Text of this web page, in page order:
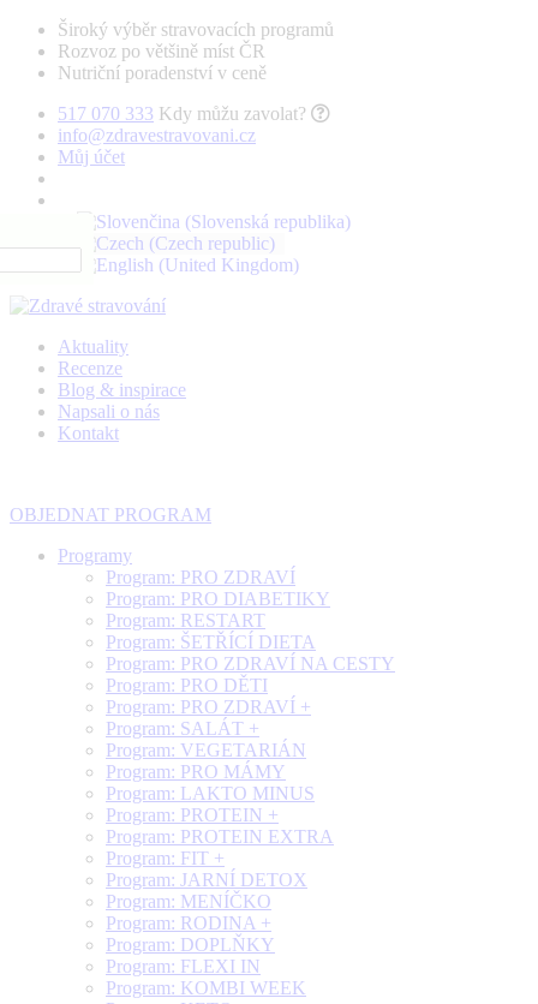
Široký výběr stravovacích programů
Rozvoz po většině míst ČR
Nutriční poradenství v ceně
517 070 333 Kdy můžu zavolat?
info@zdravestravovani.cz
Můj účet
Aktuality
Recenze
Blog & inspirace
Napsali o nás
Kontakt
OBJEDNAT PROGRAM
Programy
Program: PRO ZDRAVÍ
Program: PRO DIABETIKY
Program: RESTART
Program: ŠETŘÍCÍ DIETA
Program: PRO ZDRAVÍ NA CESTY
Program: PRO DĚTI
Program: PRO ZDRAVÍ +
Program: SALÁT +
Program: VEGETARIÁN
Program: PRO MÁMY
Program: LAKTO MINUS
Program: PROTEIN +
Program: PROTEIN EXTRA
Program: FIT +
Program: JARNÍ DETOX
Program: MENÍČKO
Program: RODINA +
Program: DOPLŇKY
Program: FLEXI IN
Program: KOMBI WEEK